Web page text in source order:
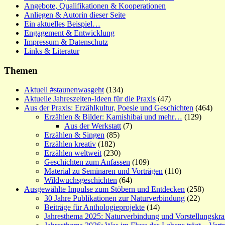
Angebote, Qualifikationen & Kooperationen
Anliegen & Autorin dieser Seite
Ein aktuelles Beispiel…
Engagement & Entwicklung
Impressum & Datenschutz
Links & Literatur
Themen
Aktuell #staunenwasgeht (134)
Aktuelle Jahreszeiten-Ideen für die Praxis (47)
Aus der Praxis: Erzählkultur, Poesie und Geschichten (464)
Erzählen & Bilder: Kamishibai und mehr… (129)
Aus der Werkstatt (7)
Erzählen & Singen (85)
Erzählen kreativ (182)
Erzählen weltweit (230)
Geschichten zum Anfassen (109)
Material zu Seminaren und Vorträgen (110)
Wildwuchsgeschichten (64)
Ausgewählte Impulse zum Stöbern und Entdecken (258)
30 Jahre Publikationen zur Naturverbindung (22)
Beiträge für Anthologieprojekte (14)
Jahresthema 2025: Naturverbindung und